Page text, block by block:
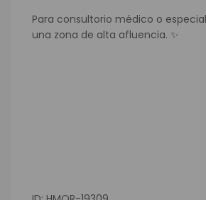
Para consultorio médico o
una zona de alta afluencia. ✨